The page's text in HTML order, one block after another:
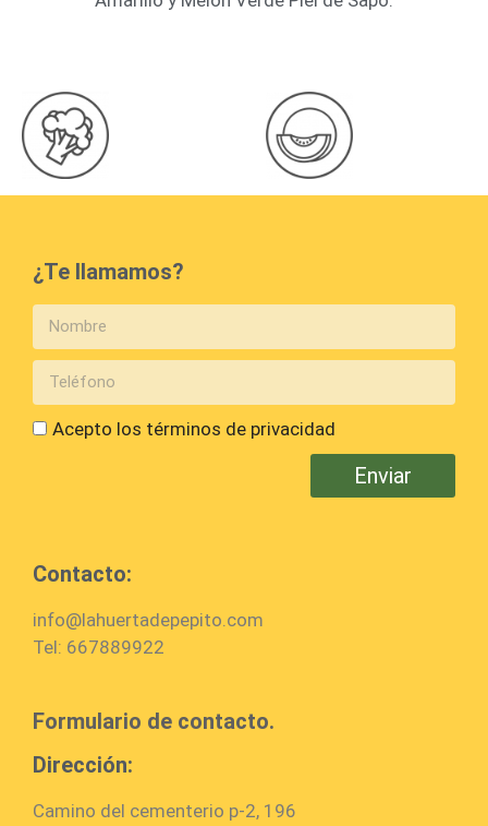
¿Te llamamos?
Acepto los términos de privacidad
Enviar
Contacto:
info@lahuertadepepito.com
Tel: 667889922
Formulario de contacto.
Dirección:
Camino del cementerio p-2, 196